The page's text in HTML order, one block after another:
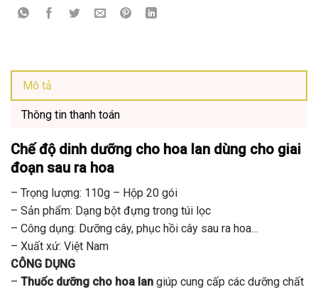
Mô tả
Thông tin thanh toán
Chế độ dinh dưỡng cho hoa lan dùng cho giai
đoạn sau ra hoa
– Trọng lượng: 110g – Hộp 20 gói
– Sản phẩm: Dạng bột đựng trong túi lọc
– Công dụng: Dưỡng cây, phục hồi cây sau ra hoa…
– Xuất xứ: Việt Nam
CÔNG DỤNG
– Thuốc dưỡng cho hoa lan giúp cung cấp các dưỡng chất